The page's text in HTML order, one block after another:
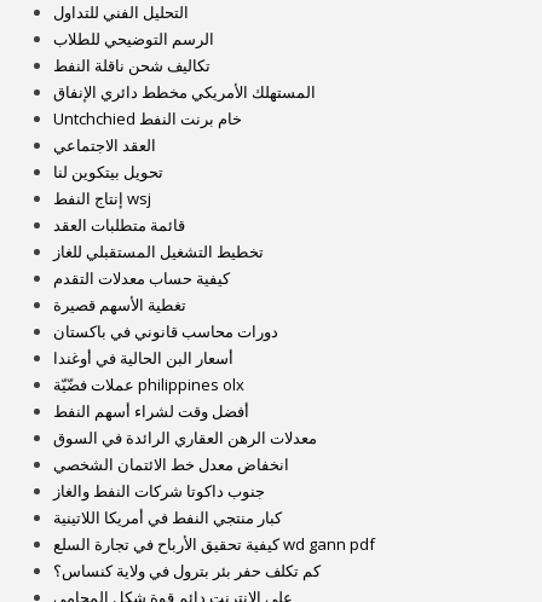
التحليل الفني للتداول
الرسم التوضيحي للطلاب
تكاليف شحن ناقلة النفط
المستهلك الأمريكي مخطط دائري الإنفاق
Untchchied خام برنت النفط
العقد الاجتماعي
تحويل بيتكوين لنا
إنتاج النفط wsj
قائمة متطلبات العقد
تخطيط التشغيل المستقبلي للغاز
كيفية حساب معدلات التقدم
تغطية الأسهم قصيرة
دورات محاسب قانوني في باكستان
أسعار البن الحالية في أوغندا
عملات فضّيّة philippines olx
أفضل وقت لشراء أسهم النفط
معدلات الرهن العقاري الرائدة في السوق
انخفاض معدل خط الائتمان الشخصي
جنوب داكوتا شركات النفط والغاز
كبار منتجي النفط في أمريكا اللاتينية
كيفية تحقيق الأرباح في تجارة السلع wd gann pdf
كم تكلف حفر بئر بترول في ولاية كنساس؟